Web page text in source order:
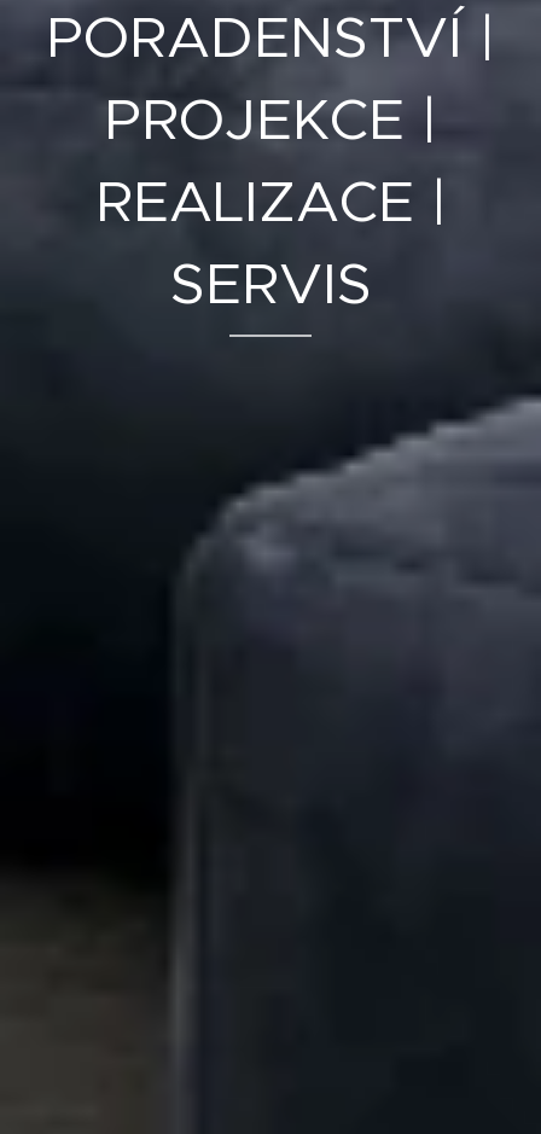
PORADENSTVÍ |
PROJEKCE |
REALIZACE |
SERVIS